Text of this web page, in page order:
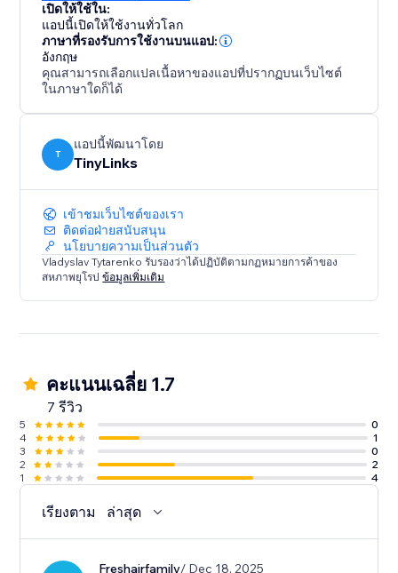
เปิดให้ใช้ใน:
แอปนี้เปิดให้ใช้งานทั่วโลก
ภาษาที่รองรับการใช้งานบนแอป:
อังกฤษ
คุณสามารถเลือกแปลเนื้อหาของแอปที่ปรากฏบนเว็บไซต์
ในภาษาใดก็ได้
T
แอปนี้พัฒนาโดย
TinyLinks
เข้าชมเว็บไซต์ของเรา
ติดต่อฝ่ายสนับสนุน
นโยบายความเป็นส่วนตัว
Vladyslav Tytarenko รับรองว่าได้ปฏิบัติตามกฏหมายการค้าของ
สหภาพยุโรปข้อมูลเพิ่มเติม
คะแนนเฉลี่ย 1.7
7 รีวิว
5
0
4
1
3
0
2
2
1
4
เรียงตาม ล่าสุด
Freshairfamily/ Dec 18, 2025